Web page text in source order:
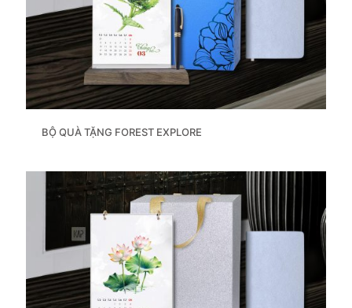
BỘ QUÀ TẶNG FOREST EXPLORE